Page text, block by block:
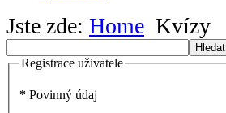
Jste zde: Home Kvízy
Hledat
Registrace uživatele
* Povinný údaj